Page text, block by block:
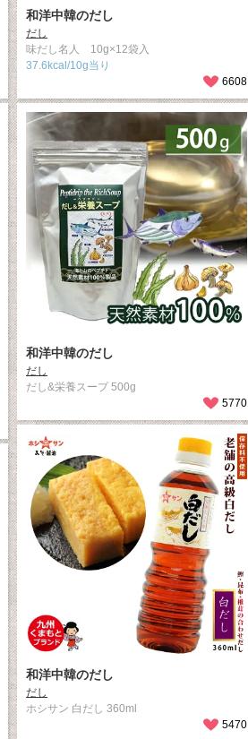
和洋中韓のだし
だし
味だし名人 10g×12袋入
37.6kcal/10g当り
6608
和洋中韓のだし
だし
だし&栄養スープ 500g
5770
和洋中韓のだし
だし
ホシサン 白だし 360ml
5470